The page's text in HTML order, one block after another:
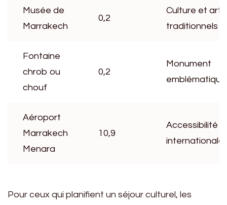
Musée de
Marrakech
0,2
Culture et arts
traditionnels
Fontaine
chrob ou
chouf
0,2
Monument
emblématique
Aéroport
Marrakech
Menara
10,9
Accessibilité
internationale
Pour ceux qui planifient un séjour culturel, les